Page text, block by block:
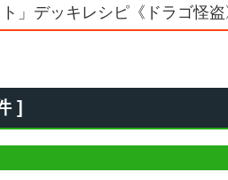
」デッキレシピ《ドラゴ怪
]